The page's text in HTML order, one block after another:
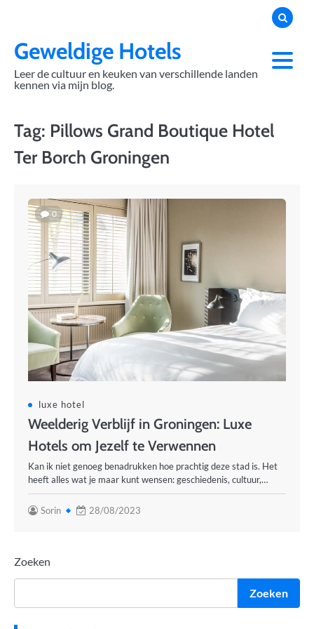
contentGeweldige Hotels
Leer de cultuur en keuken van verschillende landen
kennen via mijn blog.
Tag: Pillows Grand Boutique Hotel
Ter Borch Groningen
0
luxe hotel
Weelderig Verblijf in Groningen: Luxe
Hotels om Jezelf te Verwennen
Kan ik niet genoeg benadrukken hoe prachtig deze stad is. Het
heeft alles wat je maar kunt wensen: geschiedenis, cultuur,…
Sorin 28/08/2023
Zoeken
Zoeken